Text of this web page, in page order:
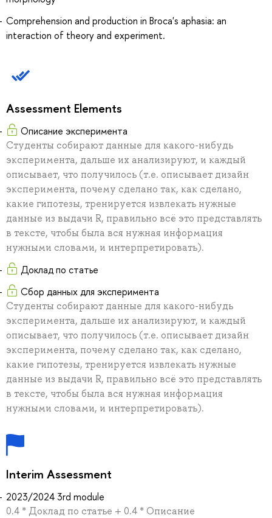
Comprehension and production in Broca's aphasia: an
interaction of theory and experiment.
Assessment Elements
Описание эксперимента
Студенты собирают данные для какого-нибудь
эксперимента, дальше их анализируют, и каждый
описывает, что получилось (т.е. описывает дизайн
эксперимента, почему сделано так, как сделано,
какие гипотезы, тренируется извлекать нужные
данные из выдачи R, правильно всё это представлять
в тексте, чтобы была вся нужная информация
нужными словами, и интерпретировать).
Доклад по статье
Сбор данных для эксперимента
Студенты собирают данные для какого-нибудь
эксперимента, дальше их анализируют, и каждый
описывает, что получилось (т.е. описывает дизайн
эксперимента, почему сделано так, как сделано,
какие гипотезы, тренируется извлекать нужные
данные из выдачи R, правильно всё это представлять
в тексте, чтобы была вся нужная информация
нужными словами, и интерпретировать).
Interim Assessment
2023/2024 3rd module
0.4 * Доклад по статье + 0.4 * Описание